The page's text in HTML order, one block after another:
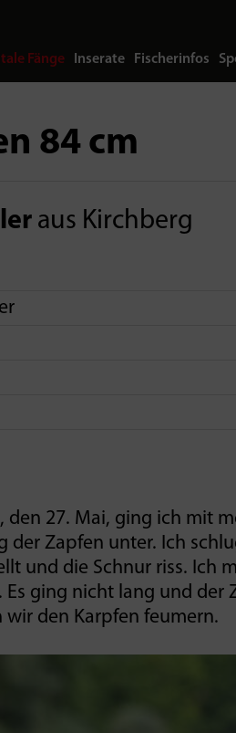
Fänge Inserate Fischerinfos
84 cm
aus Kirchberg
den 27. Mai, ging ich mit
der Zapfen unter. Ich
und die Schnur riss. Ich
Es ging nicht lang und
wir den Karpfen feumern.